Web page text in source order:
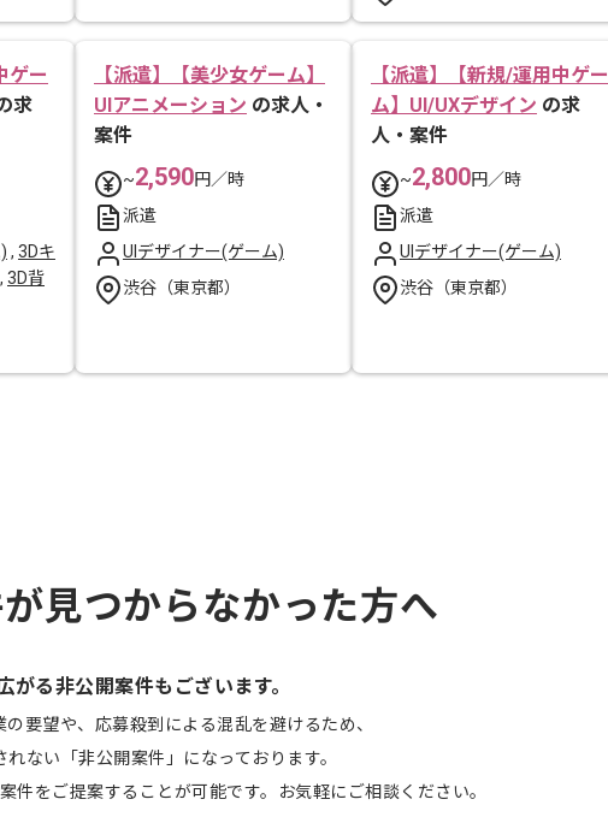
ゲー
求
, 3Dキ
, 3D背
【派遣】【美少女ゲーム】
UIアニメーション の求人・
案件
~2,590円／時
派遣
UIデザイナー(ゲーム)
渋谷（東京都）
【派遣】【新規/運用中ゲー
ム】UI/UXデザイン の求
人・案件
~2,800円／時
派遣
UIデザイナー(ゲーム)
渋谷（東京都）
見つからなかった方へ
がる非公開案件もございます。
要望や、応募殺到による混乱を避けるため、
ない「非公開案件」になっております。
件をご提案することが可能です。お気軽にご相談ください。